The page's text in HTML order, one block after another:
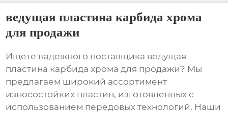
ведущая пластина карбида хрома
для продажи
Ищете надежного поставщика ведущая
пластина карбида хрома для продажи? Мы
предлагаем широкий ассортимент
износостойких пластин, изготовленных с
использованием передовых технологий. Наши